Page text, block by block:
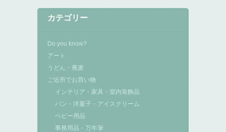
カテゴリー
Do you know?
アート
うどん・蕎麦
ご近所でお買い物
インテリア・家具・室内装飾品
パン・洋菓子・アイスクリーム
ベビー用品
事務用品・万年筆